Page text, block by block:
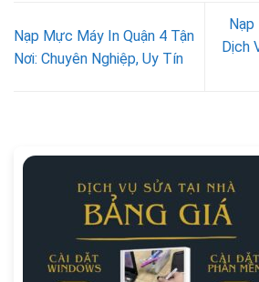
Nạp Mực Máy In Quận 4 Tận
Nơi: Chuyên Nghiệp, Uy Tín
Dịch